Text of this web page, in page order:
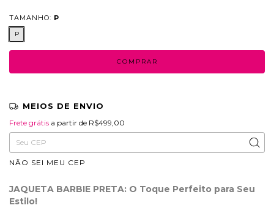
TAMANHO: P
P
MEIOS DE ENVIO
R$499,00
Entregas para o CEP: ALTERAR CEP
Frete grátis a partir de R$499,00
NÃO SEI MEU CEP
JAQUETA BARBIE PRETA: O Toque Perfeito para Seu
Estilo!